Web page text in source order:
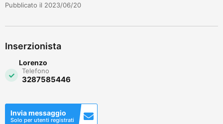
Pubblicato il 2023/06/20
Inserzionista
Lorenzo
Telefono
3287585446
Invia messaggio
Solo per utenti registrati